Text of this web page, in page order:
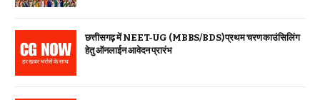
छत्तीसगढ़ में NEET-UG (MBBS/BDS) प्रथम चरण काउंसिलिंग
हेतु ऑनलाईन आवेदन प्रारंभ